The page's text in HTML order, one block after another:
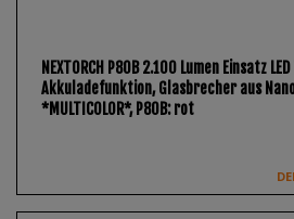
NEXTORCH P80B 2.100 Lumen Einsatz
Akkuladefunktion, Glasbrecher aus
*MULTICOLOR*, P80B: rot